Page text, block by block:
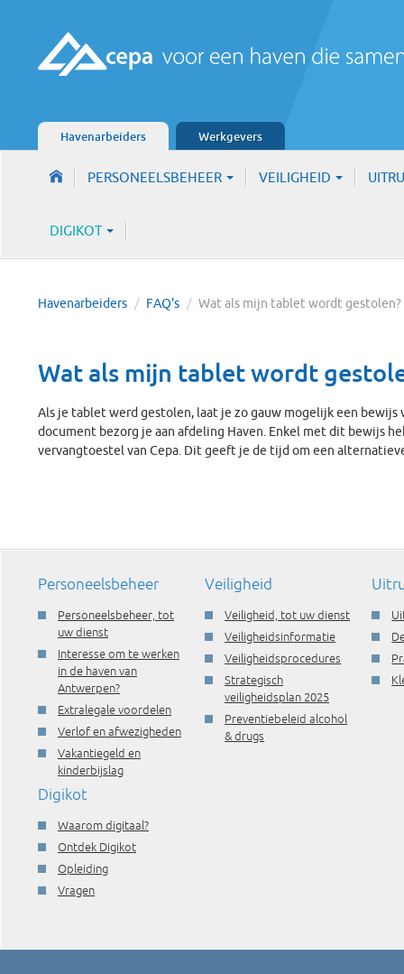
Havenarbeiders Werkgevers
PERSONEELSBEHEER VEILIGHEID
DIGIKOT
Havenarbeiders / FAQ's / Wat als mijn tablet wordt gestolen?
Wat als mijn tablet wordt
Als je tablet werd gestolen, laat je zo gauw mogelijk een
document bezorg je aan afdeling Haven. Enkel met dit bewijs
vervangtoestel van Cepa. Dit geeft je de tijd om een
Personeelsbeheer
Personeelsbeheer, tot
uw dienst
Interesse om te werken
in de haven van
Antwerpen?
Extralegale voordelen
Verlof en afwezigheden
Vakantiegeld en
kinderbijslag
Veiligheid
Veiligheid, tot uw dienst
Veiligheidsinformatie
Veiligheidsprocedures
Strategisch
veiligheidsplan 2025
Preventiebeleid alcohol
& drugs
Digikot
Waarom digitaal?
Ontdek Digikot
Opleiding
Vragen